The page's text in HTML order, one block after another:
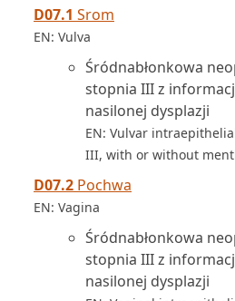
D07.1 Srom
EN: Vulva
Śródnabłonkowa
stopnia III z
nasilonej dysplazji
EN: Vulvar
III, with or without
D07.2 Pochwa
EN: Vagina
Śródnabłonkowa
stopnia III z
nasilonej dysplazji